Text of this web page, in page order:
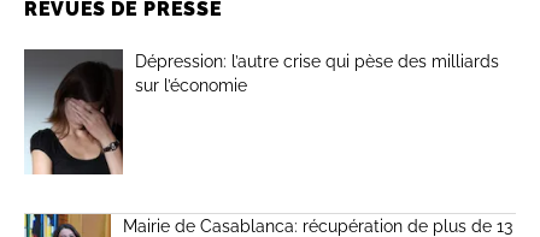
REVUES DE PRESSE
Dépression: l’autre crise qui pèse des milliards
sur l’économie
Mairie de Casablanca: récupération de plus de 13